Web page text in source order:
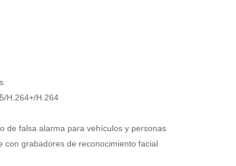
H.264+/H.264
de falsa alarma para vehículos y personas
con grabadores de reconocimiento facial